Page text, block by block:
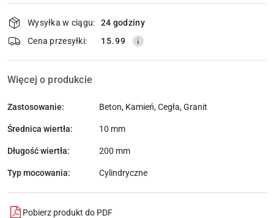
Wyślij
Dostępność
i
dostawa
Wysyłka w ciągu:
24 godziny
Cena przesyłki:
15.99
Więcej o produkcie
Zastosowanie: Beton, Kamień, Cegła, Granit
Średnica wiertła: 10 mm
Długość wiertła: 200 mm
Typ mocowania: Cylindryczne
Pobierz produkt do PDF